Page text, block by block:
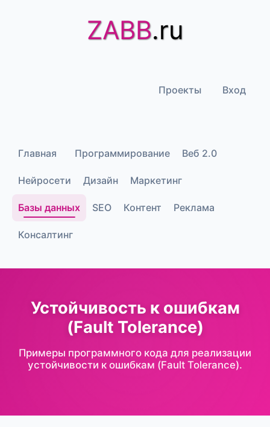
ZABB.ru
Проекты Вход
Главная Программирование Веб 2.0
Нейросети Дизайн Маркетинг
Базы данных SEO Контент Реклама
Консалтинг
Устойчивость к ошибкам
(Fault Tolerance)
Примеры программного кода для реализации
устойчивости к ошибкам (Fault Tolerance).